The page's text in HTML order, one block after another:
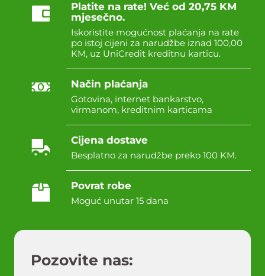
Platite na rate! Već od 20,75 KM
mjesečno.
Iskoristite mogućnost plaćanja na rate
po istoj cijeni za narudžbe iznad 100,00
KM, uz UniCredit kreditnu karticu.
Način plaćanja
Gotovina, internet bankarstvo,
virmanom, kreditnim karticama
Cijena dostave
Besplatno za narudžbe preko 100 KM.
Povrat robe
Moguć unutar 15 dana
Pozovite nas: